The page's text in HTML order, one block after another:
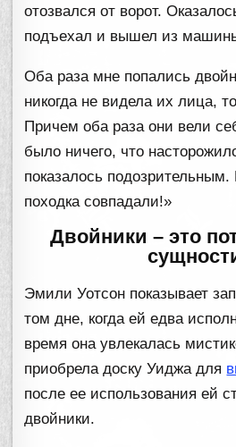
отозвался от ворот.
подъехал и вышел из
Оба раза мне попались
никогда не видела их лица,
Причем оба раза они вели
было ничего, что
показалось
походка совпадали!»
Двойники – это
Эмили Уотсон показывает
том дне, когда ей едва
время она увлекалась
приобрела доску Уиджа для
после ее использования ей
двойники.